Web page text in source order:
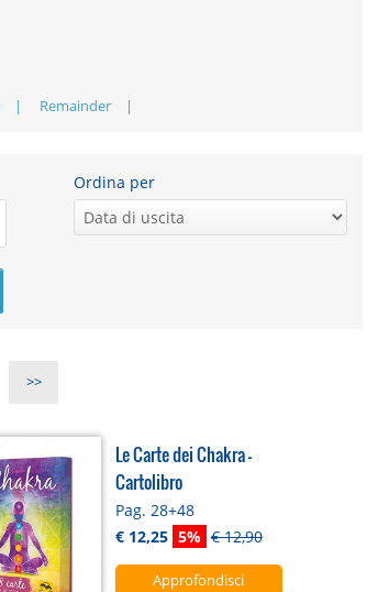
Remainder
Ordina per
>>
Le Carte dei Chakra -
Cartolibro
Pag. 28+48
€ 12,25 5% € 12,90
Approfondisci